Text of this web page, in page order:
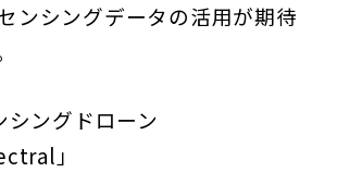
ンシングデータの活用が期待
ングドローン
」